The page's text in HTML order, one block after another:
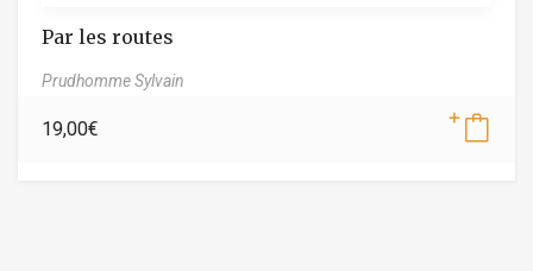
Par les routes
Prudhomme Sylvain
19,00€